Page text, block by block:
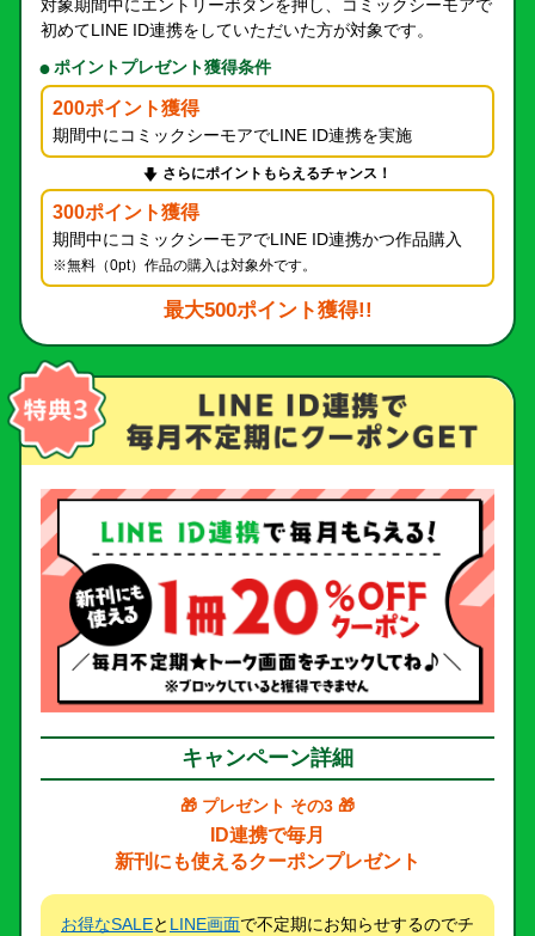
対象期間中にエントリーボタンを押し、コミックシーモアで
初めてLINE ID連携をしていただいた方が対象です。
ポイントプレゼント獲得条件
200ポイント獲得
期間中にコミックシーモアでLINE ID連携を実施
さらにポイントもらえるチャンス！
300ポイント獲得
期間中にコミックシーモアでLINE ID連携かつ作品購入
※無料（0pt）作品の購入は対象外です。
最大500ポイント獲得!!
キャンペーン詳細
🎁 プレゼント その3 🎁
ID連携で毎月
新刊にも使えるクーポンプレゼント
お得なSALEと LINE画面で不定期にお知らせするのでチ